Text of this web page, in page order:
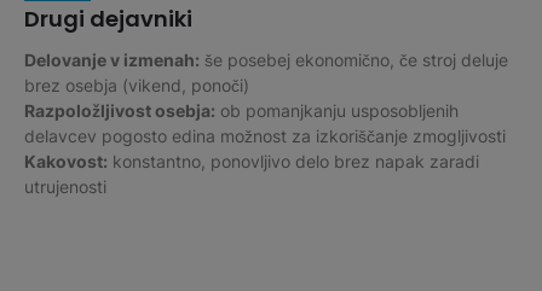
Drugi dejavniki
Delovanje v izmenah: še posebej ekonomično, če stroj deluje
brez osebja (vikend, ponoči)
Razpoložljivost osebja: ob pomanjkanju usposobljenih
delavcev pogosto edina možnost za izkoriščanje zmogljivosti
Kakovost: konstantno, ponovljivo delo brez napak zaradi
utrujenosti